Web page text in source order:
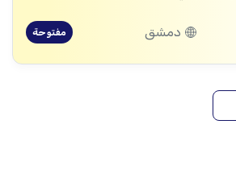
دمشق مفتوحة